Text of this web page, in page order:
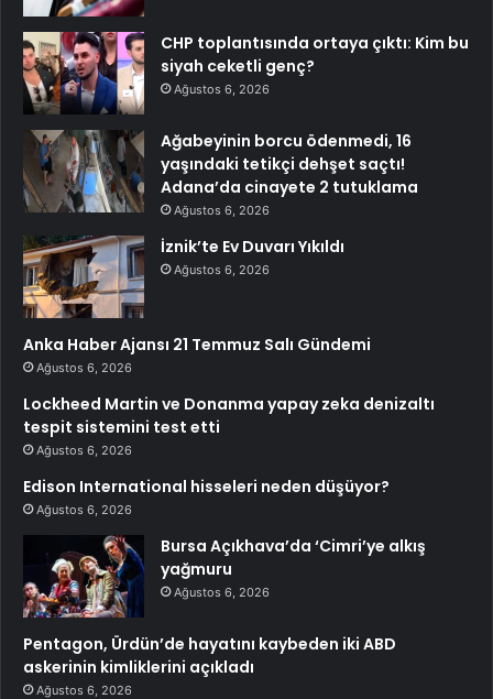
CHP toplantısında ortaya çıktı: Kim bu
siyah ceketli genç?
Ağustos 6, 2026
Ağabeyinin borcu ödenmedi, 16
yaşındaki tetikçi dehşet saçtı!
Adana’da cinayete 2 tutuklama
Ağustos 6, 2026
İznik’te Ev Duvarı Yıkıldı
Ağustos 6, 2026
Anka Haber Ajansı 21 Temmuz Salı Gündemi
Ağustos 6, 2026
Lockheed Martin ve Donanma yapay zeka denizaltı
tespit sistemini test etti
Ağustos 6, 2026
Edison International hisseleri neden düşüyor?
Ağustos 6, 2026
Bursa Açıkhava’da ‘Cimri’ye alkış
yağmuru
Ağustos 6, 2026
Pentagon, Ürdün’de hayatını kaybeden iki ABD
askerinin kimliklerini açıkladı
Ağustos 6, 2026